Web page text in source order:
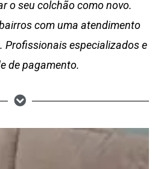
o seu colchão como novo.
com uma atendimento
Profissionais especializados e
de pagamento.